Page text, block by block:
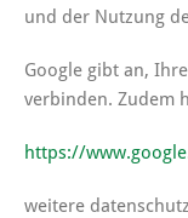
und der Nutzung
Google gibt an,
verbinden. Zudem
https://
weitere